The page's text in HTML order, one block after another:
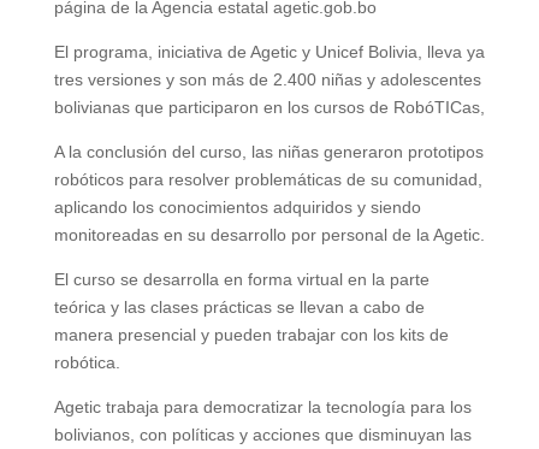
página de la Agencia estatal agetic.gob.bo
El programa, iniciativa de Agetic y Unicef Bolivia, lleva ya
tres versiones y son más de 2.400 niñas y adolescentes
bolivianas que participaron en los cursos de RobóTICas,
A la conclusión del curso, las niñas generaron prototipos
robóticos para resolver problemáticas de su comunidad,
aplicando los conocimientos adquiridos y siendo
monitoreadas en su desarrollo por personal de la Agetic.
El curso se desarrolla en forma virtual en la parte
teórica y las clases prácticas se llevan a cabo de
manera presencial y pueden trabajar con los kits de
robótica.
Agetic trabaja para democratizar la tecnología para los
bolivianos, con políticas y acciones que disminuyan las